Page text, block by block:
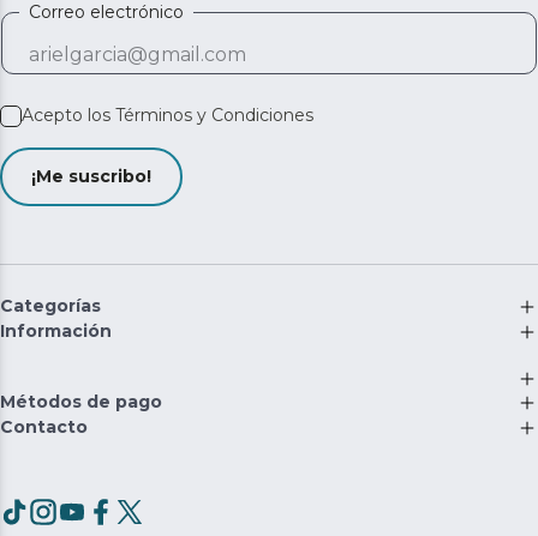
Correo electrónico
Acepto los Términos y Condiciones
¡Me suscribo!
Categorías
Información
Métodos de pago
Contacto